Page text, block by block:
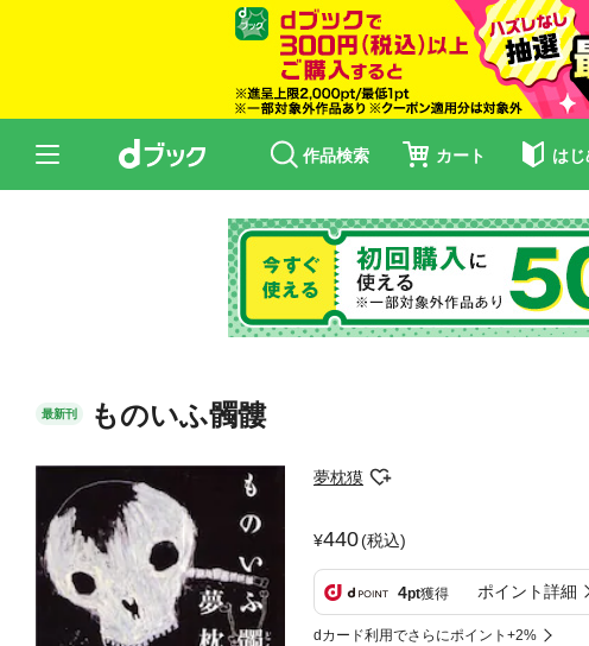
作品検索 カート は
最新刊 ものいふ髑髏
夢枕獏
440(税込)
4pt獲得 ポイント詳細
dカード利用でさらにポイント+2%